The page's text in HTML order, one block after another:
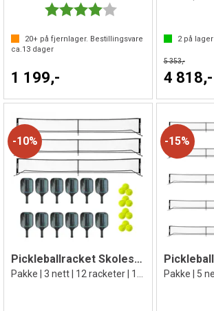
Karakter: 4.0 av 5 mulige
20+ på fjernlager. Bestillingsvare
ca.13 dager
1 199,-
2på lager
5 353,-
4 818,-
10%
Pickleballracket Skolesett
15%